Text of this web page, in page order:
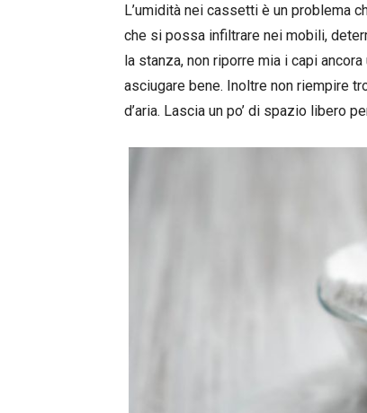
L’umidità nei cassetti è un problema
che si possa infiltrare nei mobili,
la stanza, non riporre mia i capi
asciugare bene. Inoltre non riempire
d’aria. Lascia un po’ di spazio libero